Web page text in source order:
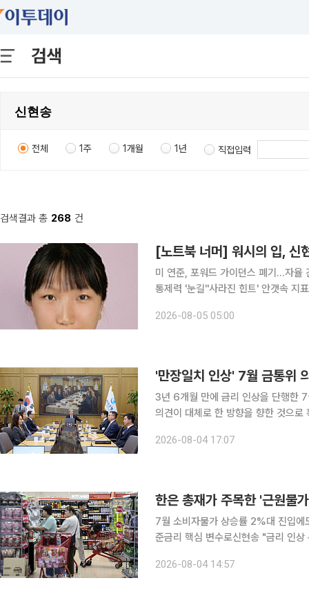
검색
전체 1주 1개월 1년 직접입력
검색결과 총 268 건
[노트북 너머] 워시의 입, 신
미 연준, 포워드 가이던스 폐기…자율
통제력 '눈길''사라진 힌트' 안갯속 지표ㆍ정책에 꽉
와 5월 미국 연방준비제도(Fed) 수장
2026-08-05 05:00
'만장일치 인상' 7월 금통위
3년 6개월 만에 금리 인상을 단행한
의견이 대체로 한 방향을 향한 것으로
은행이 4일 공개한 '2026년 7월 금
2026-08-04 17:07
한은 총재가 주목한 '근원물
7월 소비자물가 상승률 2%대 진입
준금리 핵심 변수로신현송 "금리 인상 통해 근
이 등 영향으로 전월 대비 상승 폭을
2026-08-04 14:57